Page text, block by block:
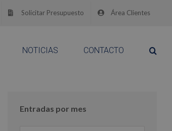
Solicitar Presupuesto Área Clientes
NOTICIAS CONTACTO
Entradas por mes